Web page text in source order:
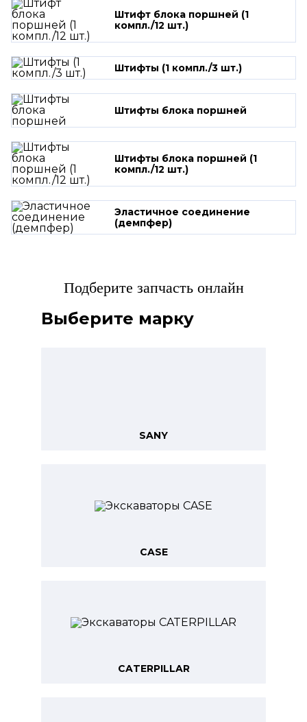
Штифт блока поршней (1
компл./12 шт.)
Штифты (1 компл./3 шт.)
Штифты блока поршней
Штифты блока поршней (1
компл./12 шт.)
Эластичное соединение
(демпфер)
Подберите запчасть онлайн
Выберите марку
SANY
CASE
CATERPILLAR